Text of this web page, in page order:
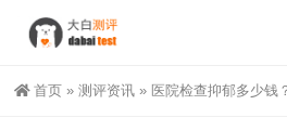
首页 » 测评资讯 » 医院检查抑郁多少钱